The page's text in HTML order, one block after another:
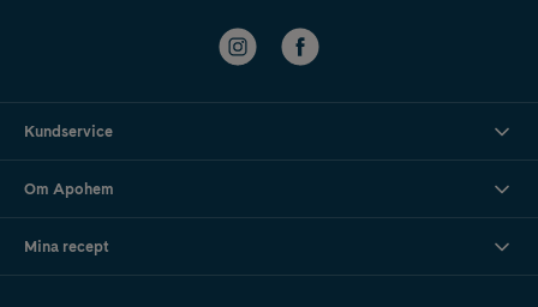
Kundservice
Om Apohem
Mina recept